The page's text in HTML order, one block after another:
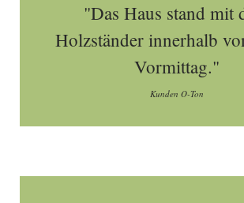
"Das Haus stand mit
Holzständer innerhalb
Vormittag."
Kunden O-Ton